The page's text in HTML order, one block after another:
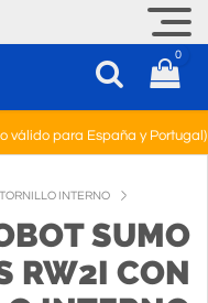
0
válido para España y Portugal)
INTERNO
SUMO
RW2I CON